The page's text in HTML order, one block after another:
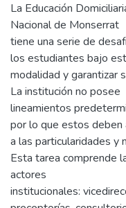
La Educación
Nacional de Monserrat
tiene una serie de
los estudiantes bajo
modalidad y garantizar
La institución no posee
lineamientos
por lo que estos deben
a las particularidades y
Esta tarea comprende
actores
institucionales: